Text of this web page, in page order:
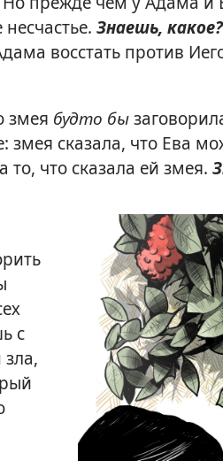
Знаешь, какое?
восстать против
змея будто бы
змея сказала, что Ева
то, что сказала ей змея.
с